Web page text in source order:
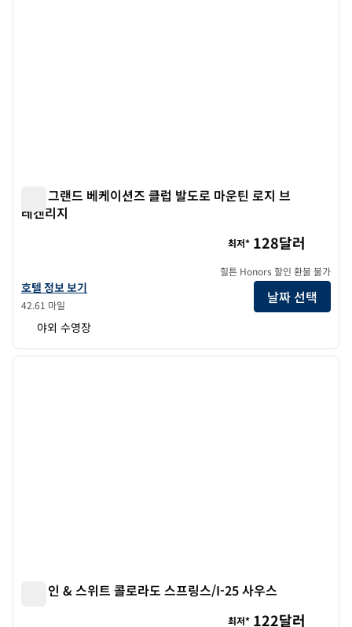
힐튼 그랜드 베케이션즈 클럽 발도로 마운틴 로지 브
레켄리지
힐튼 그랜드 베케이션즈 클럽 발도로 마운틴 로지 브레켄리지의 호텔 정보
호텔 정보 보기
42.61 마일
최저* 128달러
힐튼 Honors 할인 환불 불가
날짜 선택
야외 수영장
1/12
1/12
이전 이미지 다음
햄튼 인 & 스위트 콜로라도 스프링스/I-25 사우스
최저* 122달러